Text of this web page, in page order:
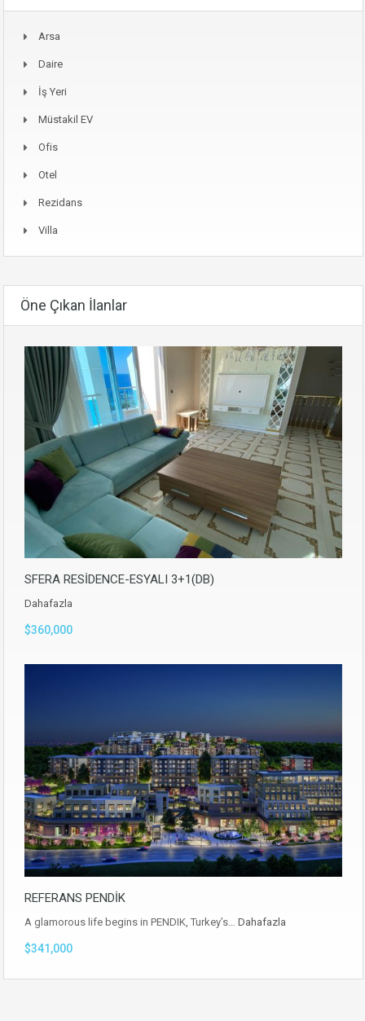
Arsa
Daire
İş Yeri
Müstakil EV
Ofis
Otel
Rezidans
Villa
Öne Çıkan İlanlar
SFERA RESİDENCE-ESYALI 3+1(DB)
Dahafazla
$360,000
REFERANS PENDİK
A glamorous life begins in PENDIK, Turkey’s… Dahafazla
$341,000